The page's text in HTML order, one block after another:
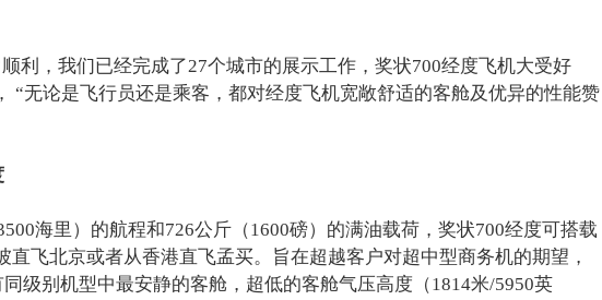
利，我们已经完成了27个城市的展示工作，奖状700经度飞机大受好
“无论是飞行员还是乘客，都对经度飞机宽敞舒适的客舱及优异的性能赞
海里）的航程和726公斤（1600磅）的满油载荷，奖状700经度可搭载
直飞北京或者从香港直飞孟买。旨在超越客户对超中型商务机的期望，
级别机型中最安静的客舱，超低的客舱气压高度（1814米/5950英